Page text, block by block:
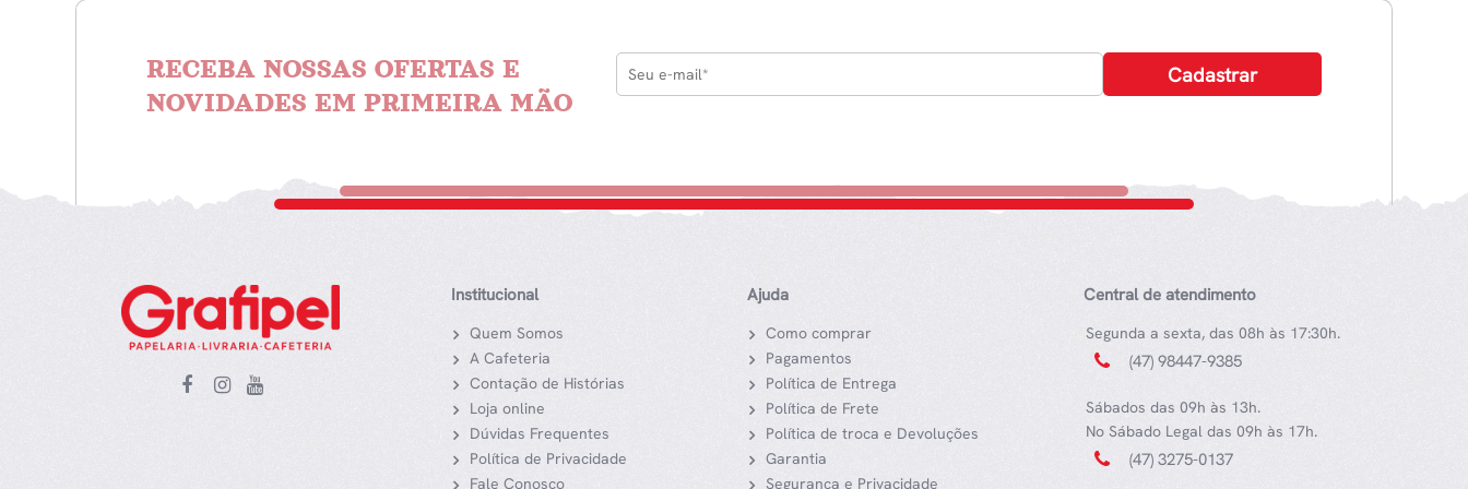
RECEBA NOSSAS OFERTAS E
NOVIDADES EM PRIMEIRA MÃO
Institucional
Quem Somos
A Cafeteria
Contação de Histórias
Loja online
Dúvidas Frequentes
Política de Privacidade
Fale Conosco
Ajuda
Como comprar
Pagamentos
Política de Entrega
Política de Frete
Política de troca e Devoluções
Garantia
Segurança e Privacidade
Central de atendimento
Segunda a sexta, das 08h às 17:30h.
(47) 98447-9385
Sábados das 09h às 13h.
No Sábado Legal das 09h às 17h.
(47) 3275-0137